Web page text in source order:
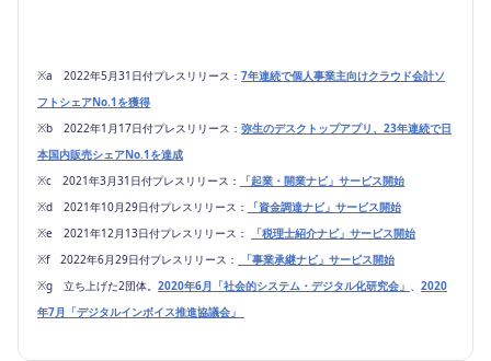
※a 2022年5月31日付プレスリリース： 7年連続で個人事業主向けクラウド会計ソ
フトシェアNo.1を獲得
※b 2022年1月17日付プレスリリース： 弥生のデスクトップアプリ、23年連続で日
本国内販売シェアNo.1を達成
※c 2021年3月31日付プレスリリース：
「起業・開業ナビ」サービス開始
※d 2021年10月29日付プレスリリース：
「資金調達ナビ」サービス開始
※e 2021年12月13日付プレスリリース：
「税理士紹介ナビ」サービス開始
※f 2022年6月29日付プレスリリース：
「事業承継ナビ」サービス開始
※g 立ち上げた2団体。 2020年6月「社会的システム・デジタル化研究会」 、 2020
年7月「デジタルインボイス推進協議会」